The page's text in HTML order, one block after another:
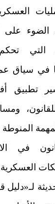
الضوء على
التي
في سياق
تطبيق
المنوطة
في